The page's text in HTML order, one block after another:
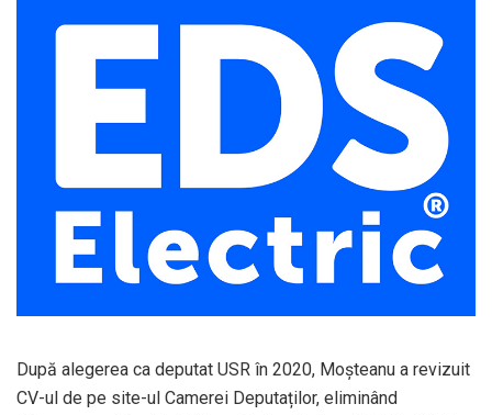
După alegerea ca deputat USR în 2020, Moșteanu a revizuit
CV-ul de pe site-ul Camerei Deputaților, eliminând